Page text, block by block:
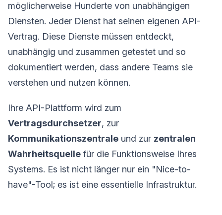
möglicherweise Hunderte von unabhängigen
Diensten. Jeder Dienst hat seinen eigenen API-
Vertrag. Diese Dienste müssen entdeckt,
unabhängig und zusammen getestet und so
dokumentiert werden, dass andere Teams sie
verstehen und nutzen können.
Ihre API-Plattform wird zum
Vertragsdurchsetzer, zur
Kommunikationszentrale und zur zentralen
Wahrheitsquelle für die Funktionsweise Ihres
Systems. Es ist nicht länger nur ein "Nice-to-
have"-Tool; es ist eine essentielle Infrastruktur.